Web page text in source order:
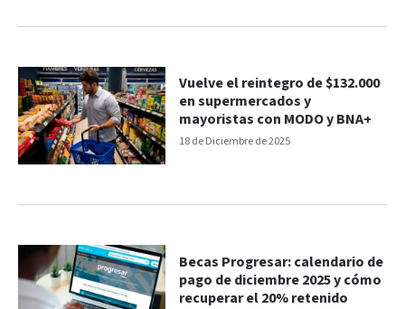
18 de Diciembre de 2025
Vuelve el reintegro de $132.000
en supermercados y
mayoristas con MODO y BNA+
Becas Progresar: calendario de
pago de diciembre 2025 y cómo
recuperar el 20% retenido